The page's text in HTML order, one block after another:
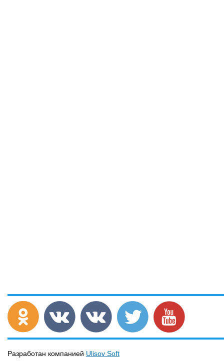
Разработан компанией Ulisov Soft